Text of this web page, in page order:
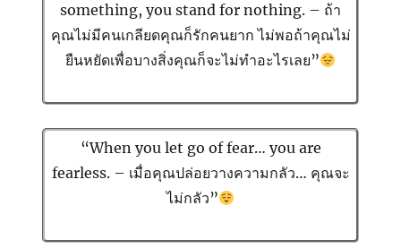
something, you stand for nothing. – ถ้า
คุณไม่มีคนเกลียดคุณก็รักคนยาก ไม่พอถ้าคุณไม่
ยืนหยัดเพื่อบางสิ่งคุณก็จะไม่ทำอะไรเลย”
“When you let go of fear… you are
fearless. – เมื่อคุณปล่อยวางความกลัว… คุณจะ
ไม่กลัว”